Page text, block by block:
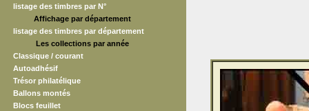
listage des timbres par N°
Affichage par département
listage des timbres par département
Les collections par année
Classique / courant
Autoadhésif
Trésor philatélique
Ballons montés
Blocs feuillet